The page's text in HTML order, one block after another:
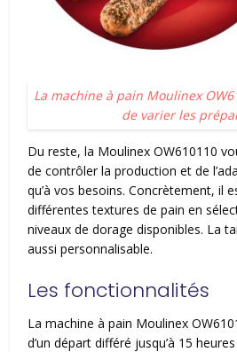
La machine à pain Moulinex
de varier les
Du reste, la Moulinex OW610110
de contrôler la production et de
qu’à vos besoins. Concrètement, il
différentes textures de pain en
niveaux de dorage disponibles. La
aussi personnalisable.
Les fonctionnalités
La machine à pain Moulinex
d’un départ différé jusqu’à 15